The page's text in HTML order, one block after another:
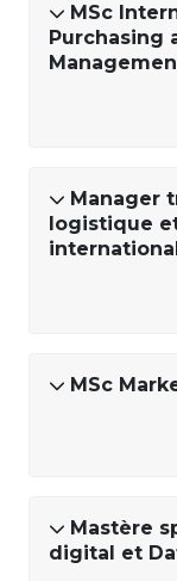
MSc
Purchasing
Manager
logistique
MSc
Mastère
digital et